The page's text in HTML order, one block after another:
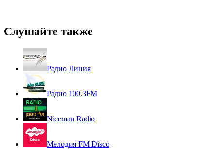
Слушайте также
Радио Линия
Радио 100.3FM
Niceman Radio
Мелодия FM Disco